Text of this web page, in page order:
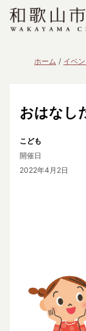
ホーム イベ
おはなし
こども
開催日
2022年4月2日